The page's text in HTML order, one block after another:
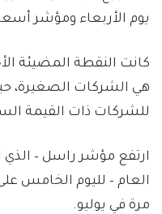
يوم الأربعاء ومؤشر
كانت النقطة المضيئة
للشركات ذات القيمة
العام – لليوم الخامس
مرة في يوليو.